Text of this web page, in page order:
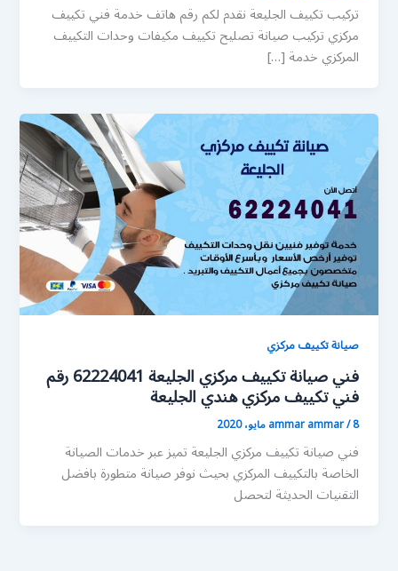
تركيب تكييف الجليعة نقدم لكم رقم هاتف خدمة فني تكييف
مركزي تركيب صيانة تصليح تكييف مكيفات وحدات التكييف
المركزي خدمة […]
صيانة تكييف مركزي
فني صيانة تكييف مركزي الجليعة 62224041 رقم
فني تكييف مركزي هندي الجليعة
ammar ammar/8 مايو، 2020
فني صيانة تكييف مركزي الجليعة تميز عبر خدمات الصيانة
الخاصة بالتكييف المركزي بحيث نوفر صيانة متطورة بافضل
التقنيات الحديثة لتحصل